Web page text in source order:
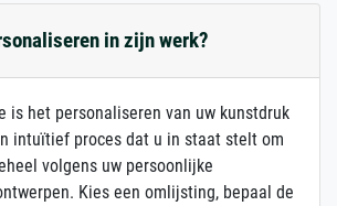
in zijn werk?
is het personaliseren van uw kunstdruk
intuïtief proces dat u in staat stelt om
volgens uw persoonlijke
Kies een omlijsting, bepaal de